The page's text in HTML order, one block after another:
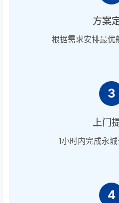
方案
根据需求安排最优
3
上门
1小时内完成永
4